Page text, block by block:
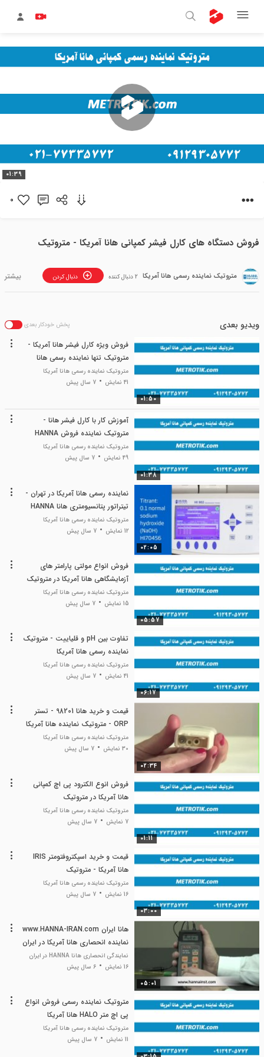
پخش
01:39
0
فروش دستگاه های کارل فیشر کمپانی هانا آمریکا - متروتیک
متروتیک نماینده رسمی هانا آمریکا دنبال کردن 2 دنبال کننده
ویدیو بعدی پخش خودکار بعدی
01:50
فروش ویژه کارل فیشر هانا آمریکا -
متروتیک تنها نماینده رسمی هانا
متروتیک نماینده رسمی هانا آمریکا
41 نمایش
7 سال پیش
01:38
آموزش کار با کارل فیشر هانا -
متروتیک نماینده فروش HANNA
متروتیک نماینده رسمی هانا آمریکا
49 نمایش
7 سال پیش
02:05
نماینده رسمی هانا آمریکا در تهران -
تیتراتور پتانسیومتری هانا HANNA
متروتیک نماینده رسمی هانا آمریکا
12 نمایش
7 سال پیش
05:57
فروش انواع مولتی پارامتر های
آزمایشگاهی هانا آمریکا در متروتیک
متروتیک نماینده رسمی هانا آمریکا
15 نمایش
7 سال پیش
06:17
تفاوت بین pH و قلیاییت - متروتیک
نماینده رسمی هانا آمریکا
متروتیک نماینده رسمی هانا آمریکا
41 نمایش
7 سال پیش
02:34
قیمت و خرید هانا 98201 - تستر
ORP - متروتیک نماینده هانا آمریکا
متروتیک نماینده رسمی هانا آمریکا
30 نمایش
7 سال پیش
01:11
فروش انوع الکترود پی اچ کمپانی
هانا آمریکا در متروتیک
02177335772
متروتیک نماینده رسمی هانا آمریکا
7 نمایش
7 سال پیش
03:00
قیمت و خرید اسپکتروفتومتر IRIS
هانا آمریکا - متروتیک
متروتیک نماینده رسمی هانا آمریکا
16 نمایش
7 سال پیش
05:01
هانا ایران www.HANNA-IRAN.com
نماینده انحصاری هانا آمریکا در ایران
نمایندگی انحصاری هانا HANNA در ایران
16 نمایش
6 سال پیش
متروتیک نماینده رسمی فروش انواع
پی اچ متر HALO هانا آمریکا
متروتیک نماینده رسمی هانا آمریکا
11 نمایش
7 سال پیش